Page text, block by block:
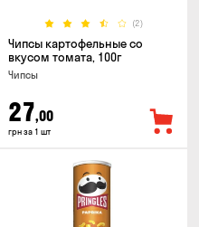
(2)
Чипсы картофельные со
вкусом томата, 100г
Чипсы
27,00
грн за 1 шт